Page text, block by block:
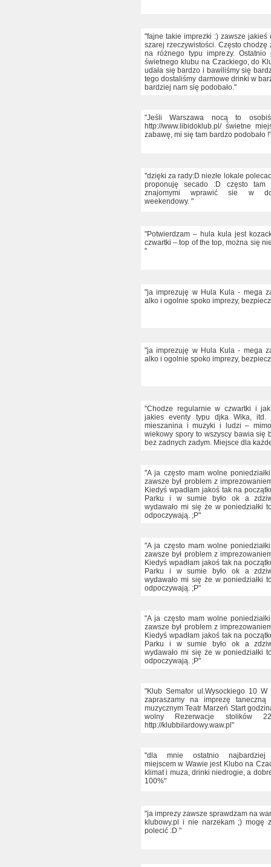
"fajne takie imprezki :) zawsze jakieś
szarej rzeczywistości. Często chodzę
na różnego typu imprezy. Ostatnio
świetnego klubu na Czackiego, do
udała się bardzo i bawiliśmy się
tego dostaliśmy darmowe drinki w
bardziej nam się podobało."
"Jeśli Warszawa nocą to
http://www.libidoklub.pl/ świetne
zabawę, mi się tam bardzo podobało !"
"dzięki za rady:D niezłe lokale
proponuję secado :D często tam
znajomymi wprawić sie w
weekendowy. "
"Potwierdzam – hula kula jest
czwartki – top of the top, można się
"
"ja imprezuję w Hula Kula - mega
alko i ogolnie spoko imprezy,
"ja imprezuję w Hula Kula - mega
alko i ogolnie spoko imprezy,
"Chodze regularnie w czwartki i
jakies eventy typu djka Wika, itd.
mieszanina i muzyki i ludzi –
wiekowy spory to wszyscy bawia się
bez zadnych zadym. Miejsce dla
"A ja często mam wolne
zawsze był problem z
Kiedyś wpadłam jakoś tak na
Parku i w sumie było ok a
wydawało mi się że w poniedziałki
odpoczywają. ;P"
"A ja często mam wolne
zawsze był problem z
Kiedyś wpadłam jakoś tak na
Parku i w sumie było ok a
wydawało mi się że w poniedziałki
odpoczywają. ;P"
"A ja często mam wolne
zawsze był problem z
Kiedyś wpadłam jakoś tak na
Parku i w sumie było ok a
wydawało mi się że w poniedziałki
odpoczywają. ;P"
"Klub Semafor ul.Wysockiego 10 W
zapraszamy na imprezę taneczną
muzycznym Teatr Marzeń Start
wolny Rezerwacje stolików
http://klubbilardowy.waw.pl"
"dla mnie ostatnio najbardziej
miejscem w Wawie jest Klubo na
klimat i muza, drinki niedrogie, a
100%"
"ja imprezy zawsze sprawdzam na
klubowy.pl i nie narzekam ;) mogę
polecić :D "